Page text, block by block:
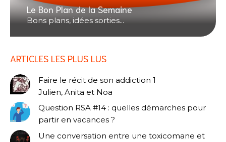
Le Bon Plan de la Semaine
Bons plans, idées sorties...
ARTICLES LES PLUS LUS
Faire le récit de son addiction 1
Julien, Anita et Noa
Question RSA #14 : quelles démarches pour
partir en vacances ?
Une conversation entre une toxicomane et